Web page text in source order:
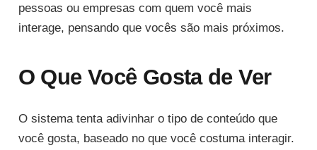
pessoas ou empresas com quem você mais
interage, pensando que vocês são mais próximos.
O Que Você Gosta de Ver
O sistema tenta adivinhar o tipo de conteúdo que
você gosta, baseado no que você costuma interagir.